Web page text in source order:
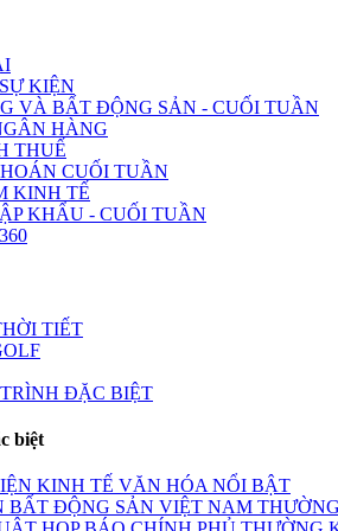
KIỆN
VÀ BẤT ĐỘNG SẢN - CUỐI TUẦN
HÀNG
THUẾ
CUỐI TUẦN
KINH TẾ
KHẨU - CUỐI TUẦN
TIẾT
ĐẶC BIỆT
biệt
KINH TẾ VĂN HÓA NỔI BẬT
BẤT ĐỘNG SẢN VIỆT NAM